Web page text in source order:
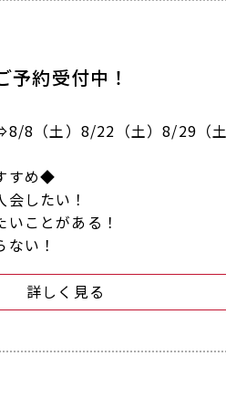
予約受付中！
8（土）8/22（土）8/29（
すめ◆
したい！
ことがある！
い！
詳しく見る